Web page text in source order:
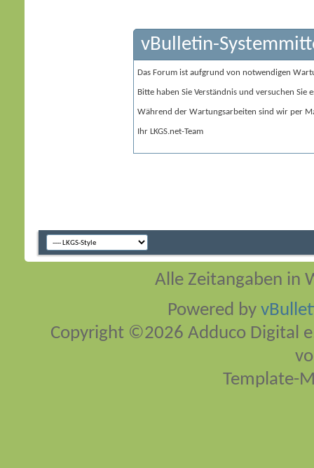
vBulletin-
Das Forum ist aufgrund von notwendigen
Bitte haben Sie Verständnis und versuchen Sie
Während der Wartungsarbeiten sind wir per
Ihr LKGS.net-Team
Alle Zeitangaben in
Powered by
Copyright ©2026 Adduco Digital
Template-